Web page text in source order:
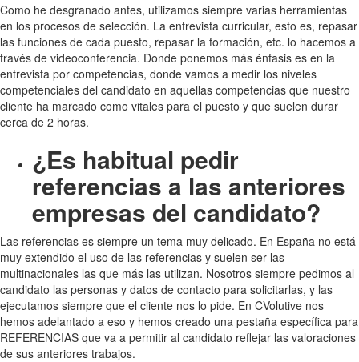
Como he desgranado antes, utilizamos siempre varias herramientas
en los procesos de selección. La entrevista curricular, esto es, repasar
las funciones de cada puesto, repasar la formación, etc. lo hacemos a
través de videoconferencia. Donde ponemos más énfasis es en la
entrevista por competencias, donde vamos a medir los niveles
competenciales del candidato en aquellas competencias que nuestro
cliente ha marcado como vitales para el puesto y que suelen durar
cerca de 2 horas.
¿Es habitual pedir
referencias a las anteriores
empresas del candidato?
Las referencias es siempre un tema muy delicado. En España no está
muy extendido el uso de las referencias y suelen ser las
multinacionales las que más las utilizan. Nosotros siempre pedimos al
candidato las personas y datos de contacto para solicitarlas, y las
ejecutamos siempre que el cliente nos lo pide. En CVolutive nos
hemos adelantado a eso y hemos creado una pestaña específica para
REFERENCIAS que va a permitir al candidato reflejar las valoraciones
de sus anteriores trabajos.